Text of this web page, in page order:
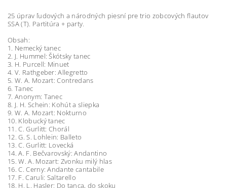
25 úprav ľudových a národných piesní pre trio zobcových flautov
SSA (T). Partitúra + party.
Obsah:
1. Nemecký tanec
2. J. Hummel: Škótsky tanec
3. H. Purcell: Minuet
4. V. Rathgeber: Allegretto
5. W. A. Mozart: Contredans
6. Tanec
7. Anonym: Tanec
8. J. H. Schein: Kohút a sliepka
9. W. A. Mozart: Nokturno
10. Klobucký tanec
11. C. Gurlitt: Chorál
12. G. S. Lohlein: Balleto
13. C. Gurlitt: Lovecká
14. A. F. Bečvarovský: Andantino
15. W. A. Mozart: Zvonku milý hlas
16. C. Cerny: Andante cantabile
17. F. Caruli: Saltarello
18. H. L. Hasler: Do tanca, do skoku